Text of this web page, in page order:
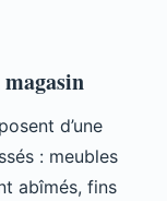
d’une
: meubles
abîmés, fins